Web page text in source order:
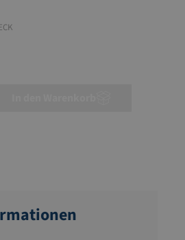
den gewünschten Wert